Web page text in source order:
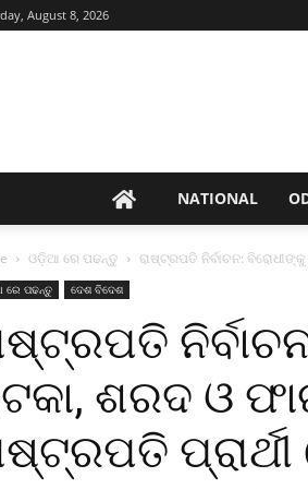
August 8, 2026
NATIONAL
ଓଡ଼ିଆ ରେ ପଢନ୍ତୁ ରାଷ୍ଟ୍ରପତି ନିର୍ବାଚନ:
ରେ ପଢନ୍ତୁ ଦେଶ ବିଦେଶ
ଶରଦ ଓ